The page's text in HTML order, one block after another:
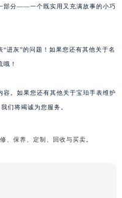
部分——一个既实用又充满故事的小巧
进灰”的问题！如果您还有其他关于名
！
容。如果您还有其他关于宝珀手表维护
们将竭诚为您服务。